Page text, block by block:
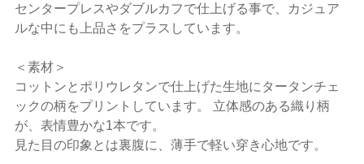
センタープレスやダブルカフで仕上げる事で、カジュア
ルな中にも上品さをプラスしています。
＜素材＞
コットンとポリウレタンで仕上げた生地にタータンチェ
ックの柄をプリントしています。 立体感のある織り柄
が、表情豊かな1本です。
見た目の印象とは裏腹に、薄手で軽い穿き心地です。